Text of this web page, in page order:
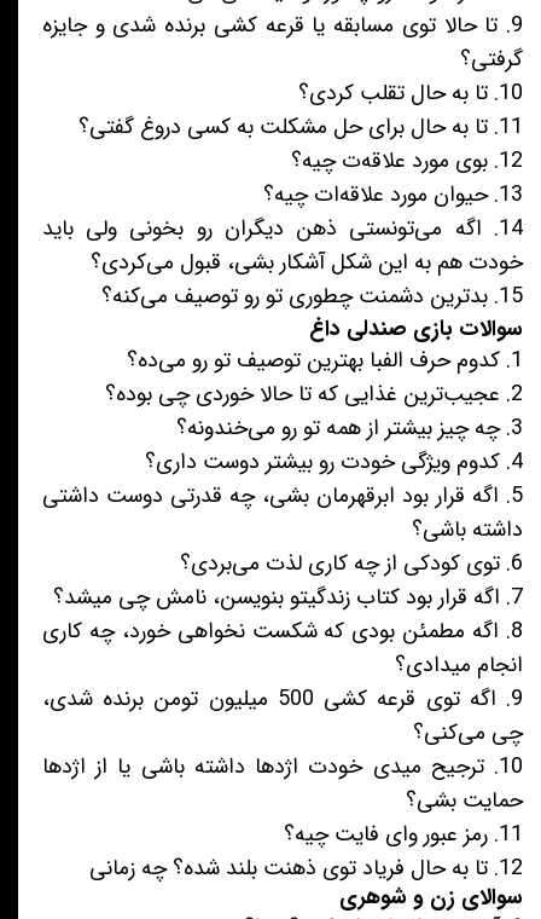
9. تا حالا توی مسابقه یا قرعه کشی برنده شدی و جایزه
گرفتی؟
10. تا به حال تقلب کردی؟
11. تا به حال برای حل مشکلت به کسی دروغ گفتی؟
12. بوی مورد علاقه‌ت چیه؟
13. حیوان مورد علاقه‌ات چیه؟
14. اگه می‌تونستی ذهن دیگران رو بخونی ولی باید
خودت هم به این شکل آشکار بشی، قبول می‌کردی؟
15. بدترین دشمنت چطوری تو رو توصیف می‌کنه؟
سوالات بازی صندلی داغ
1. کدوم حرف الفبا بهترین توصیف تو رو می‌ده؟
2. عجیب‌ترین غذایی که تا حالا خوردی چی بوده؟
3. چه چیز بیشتر از همه تو رو می‌خندونه؟
4. کدوم ویژگی خودت رو بیشتر دوست داری؟
5. اگه قرار بود ابرقهرمان بشی، چه قدرتی دوست داشتی
داشته باشی؟
6. توی کودکی از چه کاری لذت می‌بردی؟
7. اگه قرار بود کتاب زندگیتو بنویسن، نامش چی میشد؟
8. اگه مطمئن بودی که شکست نخواهی خورد، چه کاری
انجام میدادی؟
9. اگه توی قرعه کشی 500 میلیون تومن برنده شدی،
چی می‌کنی؟
10. ترجیح میدی خودت اژدها داشته باشی یا از اژدها
حمایت بشی؟
11. رمز عبور وای فایت چیه؟
12. تا به حال فریاد توی ذهنت بلند شده؟ چه زمانی
سوالای زن و شوهری